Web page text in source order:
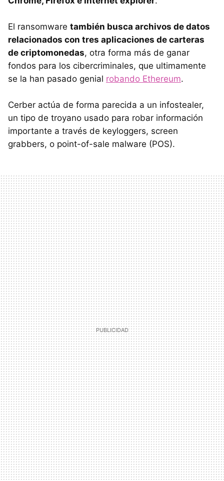
El ransomware también busca archivos de datos
relacionados con tres aplicaciones de carteras
de criptomonedas, otra forma más de ganar
fondos para los cibercriminales, que ultimamente
se la han pasado genial robando Ethereum.
Cerber actúa de forma parecida a un infostealer,
un tipo de troyano usado para robar información
importante a través de keyloggers, screen
grabbers, o point-of-sale malware (POS).